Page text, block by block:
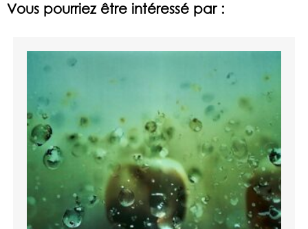
Vous pourriez être intéressé par :